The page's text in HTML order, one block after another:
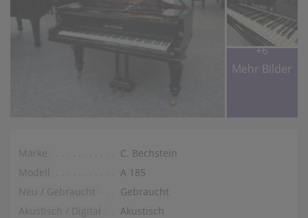
+6
Mehr Bilder
Marke
C. Bechstein
Modell
A 185
Neu / Gebraucht
Gebraucht
Akustisch / Digital
Akustisch